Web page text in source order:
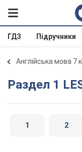
ГДЗ Підручники
Англійська мова 7
Раздел 1
1 2